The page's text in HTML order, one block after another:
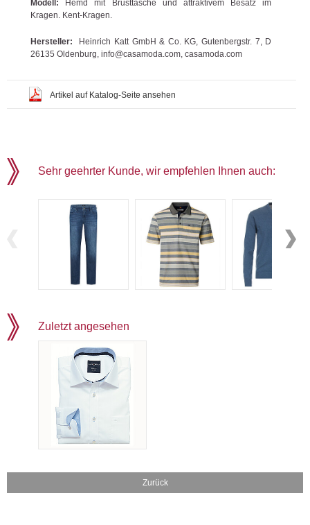
Modell: Hemd mit Brusttasche und attraktivem Besatz im
Kragen. Kent-Kragen.
Hersteller: Heinrich Katt GmbH & Co. KG, Gutenbergstr. 7, D
26135 Oldenburg, info@casamoda.com, casamoda.com
Artikel auf Katalog-Seite ansehen
Sehr geehrter Kunde, wir empfehlen Ihnen auch:
Zuletzt angesehen
Zurück